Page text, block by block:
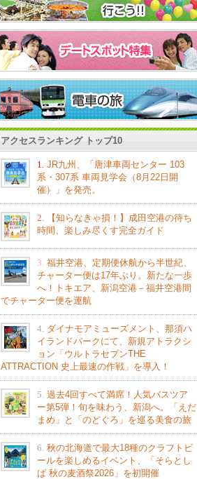
アクセスランキング トップ10
1.
JR九州、「唐津車両センター 103
系・307系 車両見学会（8月22日開
催）」を発売。
2.
【知らなきゃ損！】成田空港の待ち
時間、楽しみ尽くす完全ガイド
3. 福井空港、定期便休航から半世紀、
チャーター便は17年ぶり。新たな一歩
へ！トキエア、新潟空港－福井空港間
でチャーター便を運航
4. ダイナモアミューズメント、那須ハ
イランドパークにて、新規アトラクシ
ョン「ウルトラセブンTHE
ATTRACTION 史上最速の作戦」を導入！
5. 過去4回すべて満席！人気バスツア
ー第5弾！旬を味わう、新潟へ。「えだ
まめ」と「のどぐろ」を巡る美食の旅
6. 秋の北海道で最大18種のクラフトビ
ールを楽しめるイベント、「そらとし
ば 秋の麦酒祭2026」を初開催